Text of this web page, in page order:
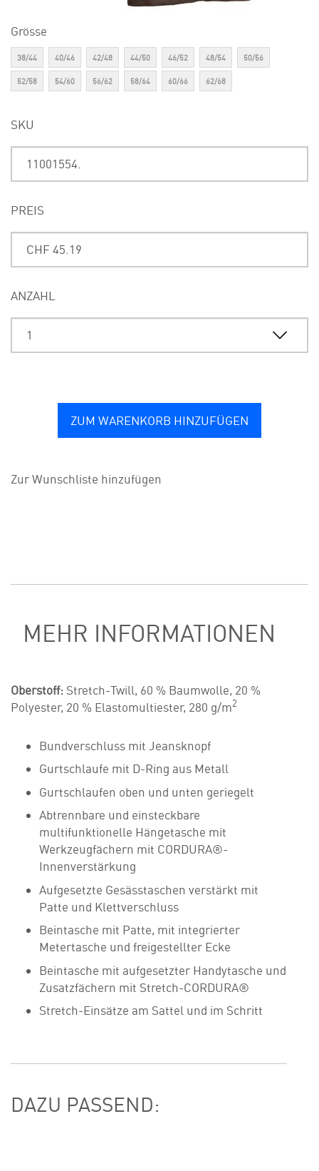
Grösse
38/44 40/46 42/48 44/50 46/52 48/54 50/56
52/58 54/60 56/62 58/64 60/66 62/68
SKU
PREIS
ANZAHL
ZUM WARENKORB HINZUFÜGEN
Zur Wunschliste hinzufügen
MEHR INFORMATIONEN
Oberstoff: Stretch-Twill, 60 % Baumwolle, 20 %
Polyester, 20 % Elastomultiester, 280 g/m2
Bundverschluss mit Jeansknopf
Gurtschlaufe mit D-Ring aus Metall
Gurtschlaufen oben und unten geriegelt
Abtrennbare und einsteckbare
multifunktionelle Hängetasche mit
Werkzeugfächern mit CORDURA®-
Innenverstärkung
Aufgesetzte Gesässtaschen verstärkt mit
Patte und Klettverschluss
Beintasche mit Patte, mit integrierter
Metertasche und freigestellter Ecke
Beintasche mit aufgesetzter Handytasche und
Zusatzfächern mit Stretch-CORDURA®
Stretch-Einsätze am Sattel und im Schritt
DAZU PASSEND: